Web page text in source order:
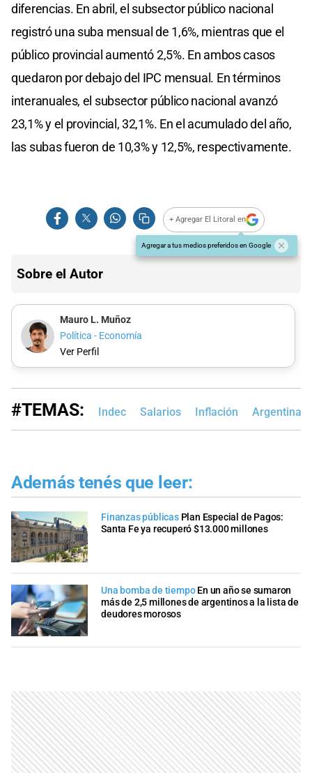
diferencias. En abril, el subsector público nacional
registró una suba mensual de 1,6%, mientras que el
público provincial aumentó 2,5%. En ambos casos
quedaron por debajo del IPC mensual. En términos
interanuales, el subsector público nacional avanzó
23,1% y el provincial, 32,1%. En el acumulado del año,
las subas fueron de 10,3% y 12,5%, respectivamente.
+ Agregar El Litoral en
Agregar a tus medios preferidos en Google
Sobre el Autor
Mauro L. Muñoz
Política - Economía
Ver Perfil
#TEMAS: Indec Salarios Inflación Argentina
Además tenés que leer:
Finanzas públicas Plan Especial de Pagos:
Santa Fe ya recuperó $13.000 millones
Una bomba de tiempo En un año se sumaron
más de 2,5 millones de argentinos a la lista de
deudores morosos